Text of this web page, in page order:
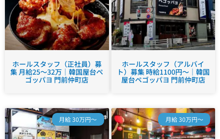
ホールスタッフ（正社員）募
集 月給25～32万｜韓国屋台ペ
ゴッパヨ 門前仲町店
ホールスタッフ（アルバイ
ト）募集 時給1100円～｜韓国
屋台ペゴッパヨ 門前仲町店
月給 30万円～ 月給 30万円～